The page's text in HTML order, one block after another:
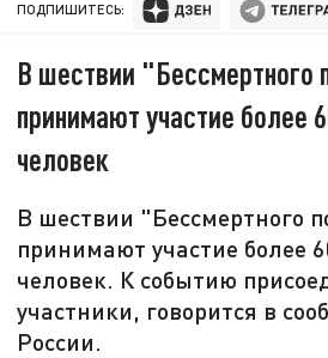
ПОДПИШИТЕСЬ:
В шествии "Бессмертного
принимают участие более
человек
В шествии "Бессмертного
принимают участие более
человек. К событию
участники, говорится в
России.